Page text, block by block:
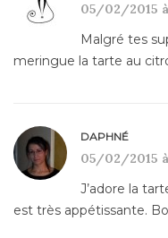
05/02/2015
Malgré tes
meringue la tarte au
DAPHNÉ
05/02/2015
J’adore la
est très appétissante.